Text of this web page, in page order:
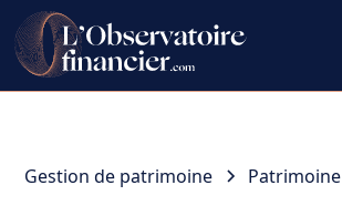
Gestion de patrimoine Patrimoine